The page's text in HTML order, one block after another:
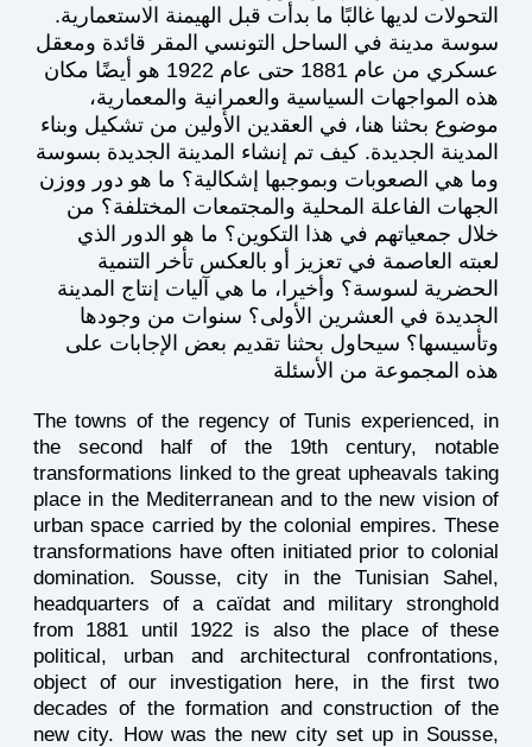
التحولات لديها غالبًا ما بدأت قبل الهيمنة الاستعمارية.
سوسة مدينة في الساحل التونسي المقر قائدة ومعقل
عسكري من عام 1881 حتى عام 1922 هو أيضًا مكان
هذه المواجهات السياسية والعمرانية والمعمارية،
موضوع بحثنا هنا، في العقدين الأولين من تشكيل وبناء
المدينة الجديدة. كيف تم إنشاء المدينة الجديدة بسوسة
وما هي الصعوبات وبموجبها إشكالية؟ ما هو دور ووزن
الجهات الفاعلة المحلية والمجتمعات المختلفة؟ من
خلال جمعياتهم في هذا التكوين؟ ما هو الدور الذي
لعبته العاصمة في تعزيز أو بالعكس تأخر التنمية
الحضرية لسوسة؟ وأخيرا، ما هي آليات إنتاج المدينة
الجديدة في العشرين الأولى؟ سنوات من وجودها
وتأسيسها؟ سيحاول بحثنا تقديم بعض الإجابات على
هذه المجموعة من الأسئلة
The towns of the regency of Tunis experienced, in
the second half of the 19th century, notable
transformations linked to the great upheavals taking
place in the Mediterranean and to the new vision of
urban space carried by the colonial empires. These
transformations have often initiated prior to colonial
domination. Sousse, city in the Tunisian Sahel,
headquarters of a caïdat and military stronghold
from 1881 until 1922 is also the place of these
political, urban and architectural confrontations,
object of our investigation here, in the first two
decades of the formation and construction of the
new city. How was the new city set up in Sousse,